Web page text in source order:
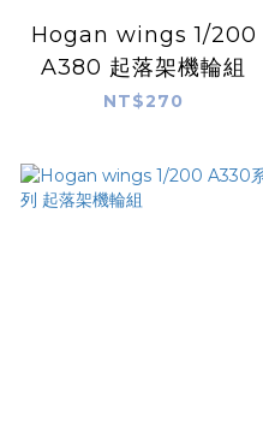
Hogan wings 1/200
A380 起落架機輪組
NT$270